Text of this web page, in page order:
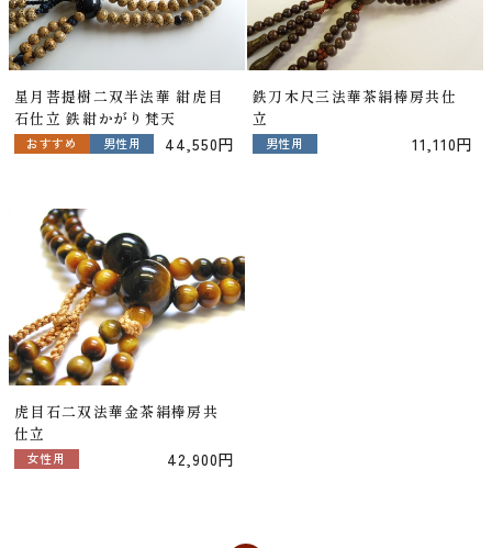
星月菩提樹二双半法華 紺虎目
石仕立 鉄紺かがり梵天
44,550円
おすすめ 男性用
鉄刀木尺三法華茶絹棒房共仕
立
11,110円
男性用
虎目石二双法華金茶絹棒房共
仕立
42,900円
女性用